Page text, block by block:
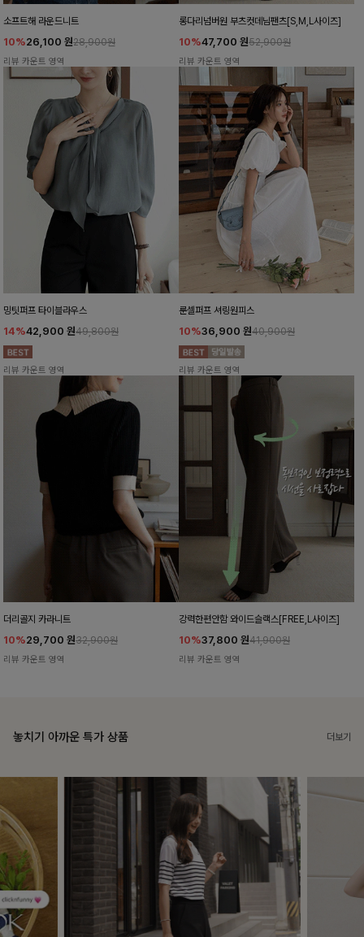
소프트해 라운드니트
10%26,100 원28,900원
리뷰 카운트 영역
롱다리넘버원 부츠컷데님팬츠[S,M,L사이즈]
10%47,700 원52,900원
리뷰 카운트 영역
밍팃퍼프 타이블라우스
14%42,900 원49,800원
리뷰 카운트 영역
룬셀퍼프 셔링원피스
10%36,900 원40,900원
리뷰 카운트 영역
더리골지 카라니트
10%29,700 원32,900원
리뷰 카운트 영역
강력한편안함 와이드슬랙스[FREE,L사이즈]
10%37,800 원41,900원
리뷰 카운트 영역
놓치기 아까운 특가 상품 더보기